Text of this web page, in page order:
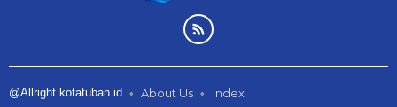
@Allright kotatuban.id About Us Index